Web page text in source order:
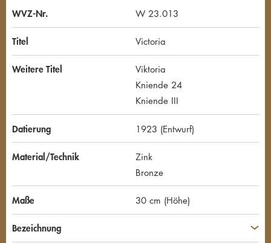
WVZ-Nr. W 23.013
Titel Victoria
Weitere Titel
Viktoria
Kniende 24
Kniende III
Datierung 1923 (Entwurf)
Material/Technik
Zink
Bronze
Maße 30 cm (Höhe)
Bezeichnung